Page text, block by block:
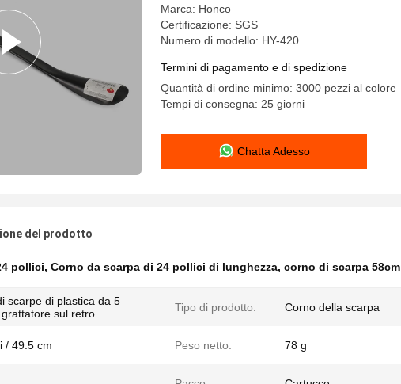
Marca: Honco
Certificazione: SGS
Numero di modello: HY-420
Termini di pagamento e di spedizione
Quantità di ordine minimo: 3000 pezzi al colore
Tempi di consegna: 25 giorni
Chatta Adesso
del prodotto
pollici, Corno da scarpa di 24 pollici di lunghezza, corno di scarpa 58cm
scarpe di plastica da 5
sul retro
Tipo di prodotto: Corno della scarpa
/ 49.5 cm Peso netto: 78 g